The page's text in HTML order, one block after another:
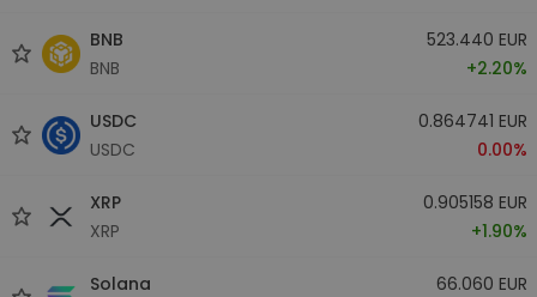
BNB
BNB
523.440 EUR
+2.20%
USDC
USDC
0.864741 EUR
0.00%
XRP
XRP
0.905158 EUR
+1.90%
Solana
66.060 EUR